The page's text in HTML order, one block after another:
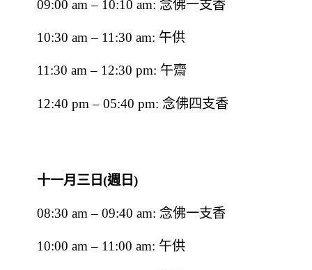
09:00 am – 10:10 am: 念佛一支香
10:30 am – 11:30 am: 午供
11:30 am – 12:30 pm: 午齋
12:40 pm – 05:40 pm: 念佛四支香
十一月三日(週日)
08:30 am – 09:40 am: 念佛一支香
10:00 am – 11:00 am: 午供